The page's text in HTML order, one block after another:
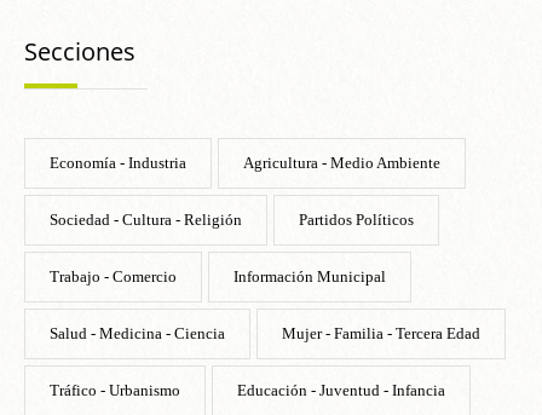
Secciones
Economía - Industria Agricultura - Medio Ambiente
Sociedad - Cultura - Religión Partidos Políticos
Trabajo - Comercio Información Municipal
Salud - Medicina - Ciencia Mujer - Familia - Tercera Edad
Tráfico - Urbanismo Educación - Juventud - Infancia